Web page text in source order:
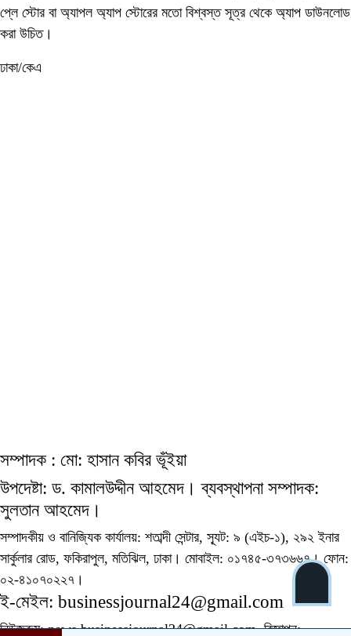
প্লে স্টোর বা অ্যাপল অ্যাপ স্টোরের মতো বিশ্বস্ত সূত্র থেকে অ্যাপ ডাউনলোড
করা উচিত।
ঢাকা/কেএ
সম্পাদক : মো: হাসান কবির ভূঁইয়া
উপদেষ্টা: ড. কামালউদ্দীন আহমেদ। ব্যবস্থাপনা সম্পাদক:
সুলতান আহমেদ।
সম্পাদকীয় ও বানিজ্যিক কার্যালয়: শতাব্দী সেন্টার, স্যূট: ৯ (এইচ-১), ২৯২ ইনার
সার্কুলার রোড, ফকিরাপুল, মতিঝিল, ঢাকা। মোবাইল: ০১৭৪৫-৩৭৩৬৬৭। ফোন:
০২-৪১০৭০২২৭।
ই-মেইল: businessjournal24@gmail.com
নিউজরুম: news.businessjournal24@gmail.com, বিজ্ঞাপন: